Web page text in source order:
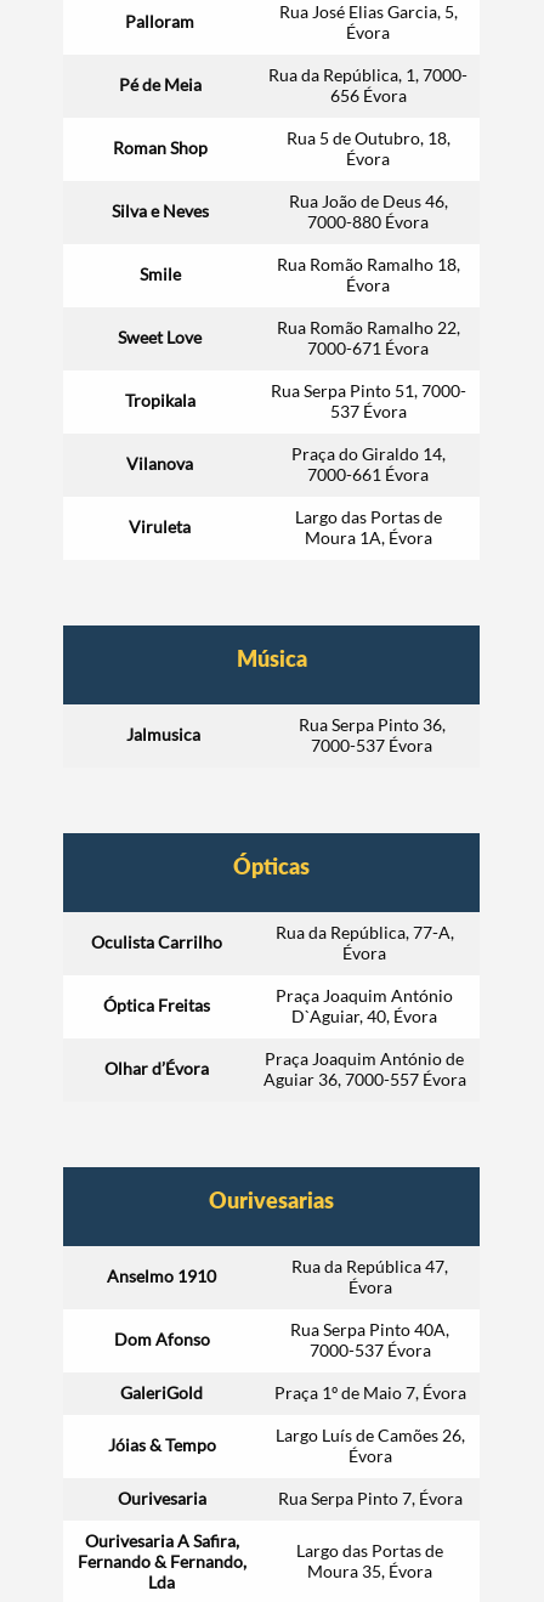
Termo de Pesquisa
Filtros
Palloram
Rua José Elias Garcia, 5,
Évora
Pé de Meia
Rua da República, 1, 7000-
656 Évora
Roman Shop
Rua 5 de Outubro, 18,
Évora
Silva e Neves
Rua João de Deus 46,
7000-880 Évora
Smile
Rua Romão Ramalho 18,
Évora
Sweet Love
Rua Romão Ramalho 22,
7000-671 Évora
Tropikala
Rua Serpa Pinto 51, 7000-
537 Évora
Vilanova
Praça do Giraldo 14,
7000-661 Évora
Viruleta
Largo das Portas de
Moura 1A, Évora
Música
Jalmusica
Rua Serpa Pinto 36,
7000-537 Évora
Ópticas
Oculista Carrilho
Rua da República, 77-A,
Évora
Óptica Freitas
Praça Joaquim António
D`Aguiar, 40, Évora
Olhar d’Évora
Praça Joaquim António de
Aguiar 36, 7000-557 Évora
Ourivesarias
Anselmo 1910
Rua da República 47,
Évora
Dom Afonso
Rua Serpa Pinto 40A,
7000-537 Évora
GaleriGold Praça 1º de Maio 7, Évora
Jóias & Tempo
Largo Luís de Camões 26,
Évora
Ourivesaria Rua Serpa Pinto 7, Évora
Ourivesaria A Safira,
Fernando & Fernando,
Lda
Largo das Portas de
Moura 35, Évora